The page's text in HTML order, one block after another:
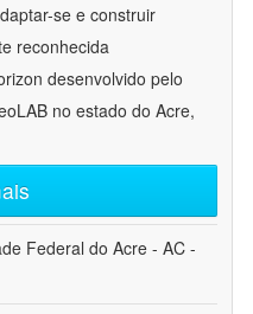
se e construir
reconhecida
desenvolvido pelo
no estado do Acre,
Federal do Acre - AC -